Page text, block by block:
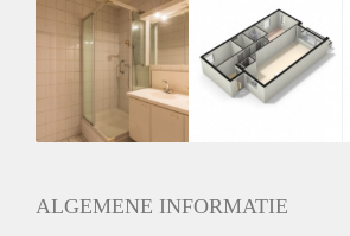
ALGEMENE INFORMATIE